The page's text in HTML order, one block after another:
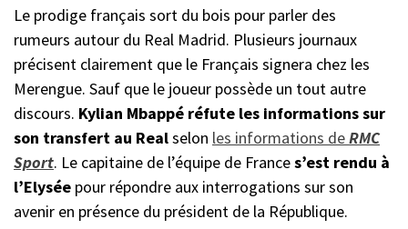
Le prodige français sort du bois pour parler des
rumeurs autour du Real Madrid. Plusieurs journaux
précisent clairement que le Français signera chez les
Merengue. Sauf que le joueur possède un tout autre
discours. Kylian Mbappé réfute les informations sur
son transfert au Realselon les informations deRMC
Sport. Le capitaine de l’équipe de Frances’est rendu à
l’Elysée pour répondre aux interrogations sur son
avenir en présence du président de la République.